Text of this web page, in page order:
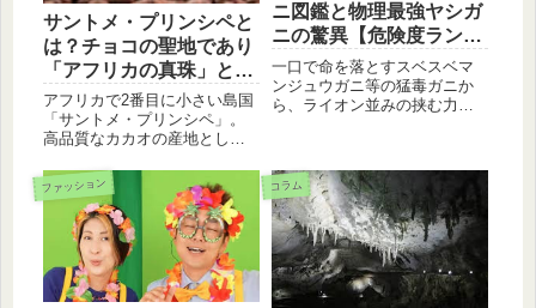
サントメ・プリンシペと
は？チョコの聖地であり
「アフリカの真珠」と呼
ばれる秘境の魅力
アフリカで2番目に小さい島国
「サントメ・プリンシペ」。
高品質なカカオの産地として
フリカのガラパゴス」とも称
されます。基本データから
「レベレベ」という独自の文
化まで、その魅力を分かりや
すく解説します。
ニ図鑑と物理最強ヤシガ
ニの驚異【危険度ランキ
ング】
一口で命を落とすスベスベマ
ンジュウガニ等の猛毒ガニか
ら、ライオン並みの挟む力を
や、加熱しても消えない毒の
恐怖とは？知っておかないと
危険なカニの真実を教えま
す。
ファッション コラム